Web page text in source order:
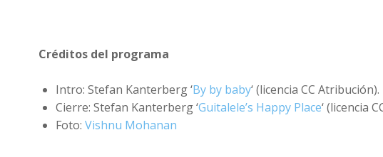
Créditos del programa
Intro: Stefan Kanterberg ‘By by baby‘ (licencia CC Atribución).
Cierre: Stefan Kanterberg ‘Guitalele’s Happy Place‘ (licencia
Foto: Vishnu Mohanan